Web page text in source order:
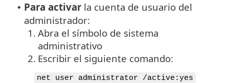
• Para activar la cuenta de usuario del
administrador:
1. Abra el símbolo de sistema
administrativo
2. Escribir el siguiente comando:
net user administrator /active:yes